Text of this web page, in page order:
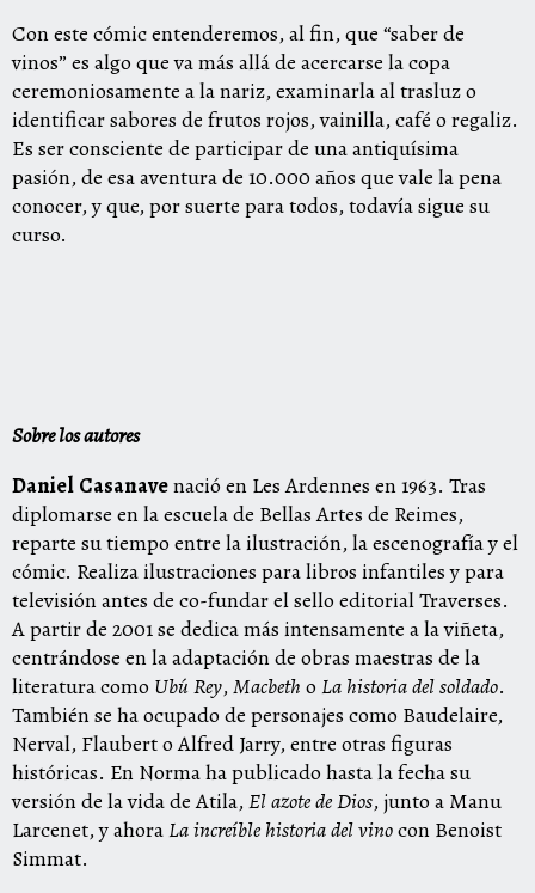
Con este cómic entenderemos, al fin, que “saber de
vinos” es algo que va más allá de acercarse la copa
ceremoniosamente a la nariz, examinarla al trasluz o
identificar sabores de frutos rojos, vainilla, café o regaliz.
Es ser consciente de participar de una antiquísima
pasión, de esa aventura de 10.000 años que vale la pena
conocer, y que, por suerte para todos, todavía sigue su
curso.
Sobre los autores
Daniel Casanavenació en Les Ardennes en 1963. Tras
diplomarse en la escuela de Bellas Artes de Reimes,
reparte su tiempo entre la ilustración, la escenografía y el
cómic. Realiza ilustraciones para libros infantiles y para
televisión antes de co-fundar el sello editorial Traverses.
A partir de 2001 se dedica más intensamente a la viñeta,
centrándose en la adaptación de obras maestras de la
literatura como UbúRey,Macbeth o La historiadelsoldado.
También se ha ocupado de personajes como Baudelaire,
Nerval, Flaubert o Alfred Jarry, entre otras figuras
históricas. En Norma ha publicado hasta la fecha su
versión de la vida de Atila,ElazotedeDios, junto a Manu
Larcenet, y ahoraLaincreíble historiadelvinocon Benoist
Simmat.